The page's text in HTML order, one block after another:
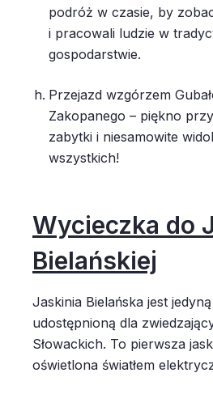
podróż w czasie, by
i pracowali ludzie w
gospodarstwie.
Przejazd wzgórzem
Zakopanego – piękno
zabytki i niesamowite
wszystkich!
Wycieczka do
Bielańskiej
Jaskinia Bielańska jest
udostępnioną dla
Słowackich. To pierwsza
oświetlona światłem